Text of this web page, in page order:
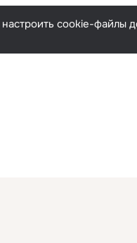
cookie-файлы